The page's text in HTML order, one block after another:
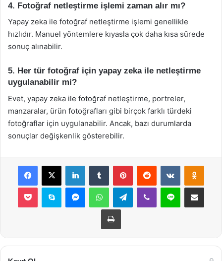
4. Fotoğraf netleştirme işlemi zaman alır mı?
Yapay zeka ile fotoğraf netleştirme işlemi genellikle
hızlıdır. Manuel yöntemlere kıyasla çok daha kısa sürede
sonuç alınabilir.
5. Her tür fotoğraf için yapay zeka ile netleştirme
uygulanabilir mi?
Evet, yapay zeka ile fotoğraf netleştirme, portreler,
manzaralar, ürün fotoğrafları gibi birçok farklı türdeki
fotoğraflar için uygulanabilir. Ancak, bazı durumlarda
sonuçlar değişkenlik gösterebilir.
Facebook
X LinkedInTumblr PinterestReddit VKontakte
Pocket Skype MessengerWhatsAppTelegramViber Line E-Posta ile
Yazdır